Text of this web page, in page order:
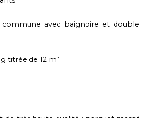
commune avec baignoire et double
titrée de 12 m²